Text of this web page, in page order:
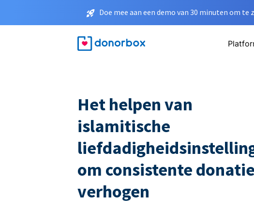
Doe mee aan een demo van 30 minuten om
Het helpen van
islamitische
om consistente
verhogen